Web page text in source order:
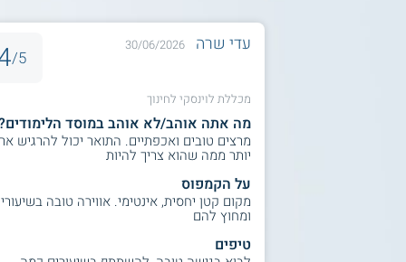
עדי שרה 30/06/2026
5/
מכללת לוינסקי לחינוך
מה אתה אוהב/לא אוהב במוסד
מרצים טובים ואכפתיים. התואר יכול להרגיש
יותר ממה שהוא צריך להיות
על הקמפוס
מקום קטן יחסית, אינטימי. אווירה טובה
ומחוץ להם
טיפים